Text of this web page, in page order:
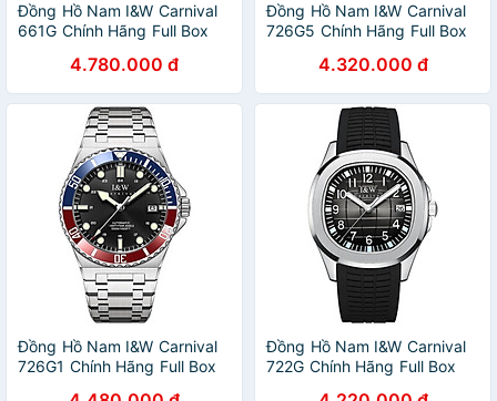
Đồng Hồ Nam I&W Carnival
661G Chính Hãng Full Box
Xước Dây Silicon Cao Cấp
BH 60T (Máy Cơ Tự Động)
4.780.000 đ
Đồng Hồ Nam I&W Carnival
726G5 Chính Hãng Full Box
Xước Dây Silicon Cao Cấp
BH 60T (Máy Cơ Tự Động)
4.320.000 đ
Đồng Hồ Nam I&W Carnival
726G1 Chính Hãng Full Box
Đồng Hồ Nam I&W Carnival
722G Chính Hãng Full Box